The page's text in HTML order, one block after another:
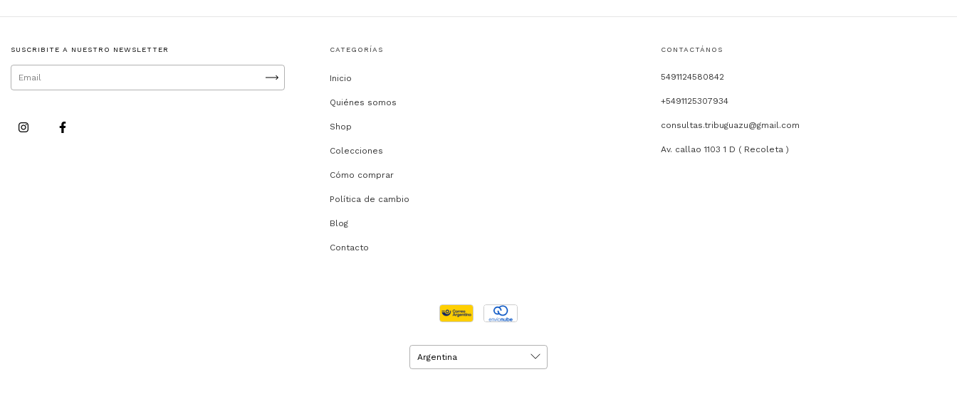
SUSCRIBITE A NUESTRO NEWSLETTER CATEGORÍAS
Inicio
Quiénes somos
Shop
Colecciones
Cómo comprar
Política de cambio
Blog
Contacto
CONTACTÁNOS
5491124580842
+5491125307934
consultas.tribuguazu@gmail.com
Av. callao 1103 1 D ( Recoleta )